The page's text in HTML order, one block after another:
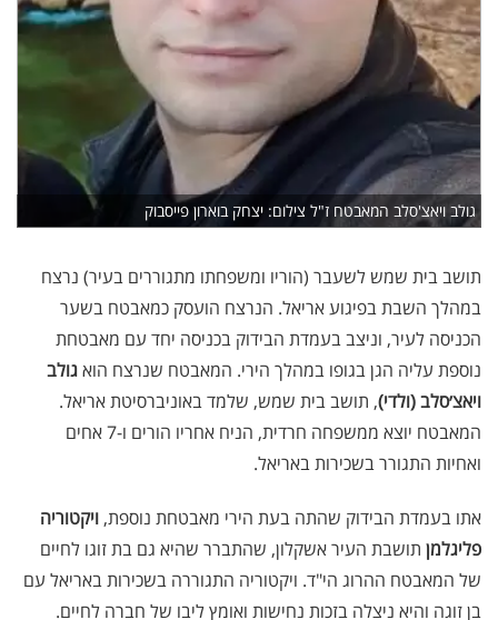
גולב ויאצ'סלב המאבטח ז"ל צילום: יצחק בוארון פייסבוק
תושב בית שמש לשעבר (הוריו ומשפחתו מתגוררים בעיר) נרצח
במהלך השבת בפיגוע אריאל. הנרצח הועסק כמאבטח בשער
הכניסה לעיר, וניצב בעמדת הבידוק בכניסה יחד עם מאבטחת
נוספת עליה הגן בגופו במהלך הירי. המאבטח שנרצח הואגולב
ויאצ׳סלב (ולדי), תושב בית שמש, שלמד באוניברסיטת אריאל.
המאבטח יוצא ממשפחה חרדית, הניח אחריו הורים ו-7 אחים
ואחיות התגורר בשכירות באריאל.
אתו בעמדת הבידוק שהתה בעת הירי מאבטחת נוספת, ויקטוריה
פליגלמן תושבת העיר אשקלון, שהתברר שהיא גם בת זוגו לחיים
של המאבטח ההרוג הי"ד. ויקטוריה התגוררה בשכירות באריאל עם
בן זוגה והיא ניצלה בזכות נחישות ואומץ ליבו של חברה לחיים.